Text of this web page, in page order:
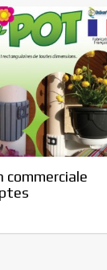
commerciale